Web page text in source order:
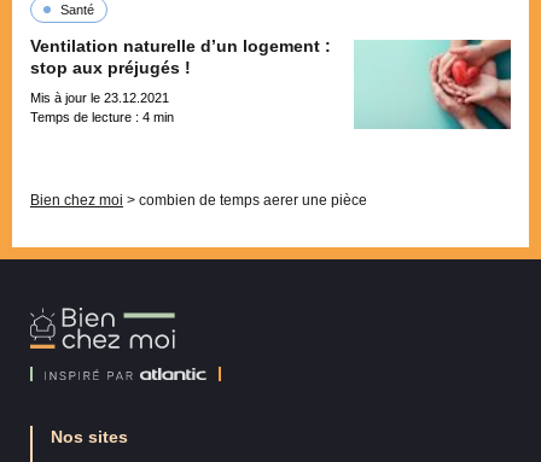
Santé
Ventilation naturelle d’un logement :
stop aux préjugés !
Mis à jour le 23.12.2021
Temps de lecture : 4 min
Bien chez moi > combien de temps aerer une pièce
Bien
Chez
Nos sites